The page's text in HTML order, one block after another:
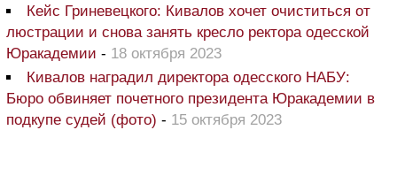
Кейс Гриневецкого: Кивалов хочет очиститься от
люстрации и снова занять кресло ректора одесской
Юракадемии - 18 октября 2023
Кивалов наградил директора одесского НАБУ:
Бюро обвиняет почетного президента Юракадемии в
подкупе судей (фото) - 15 октября 2023